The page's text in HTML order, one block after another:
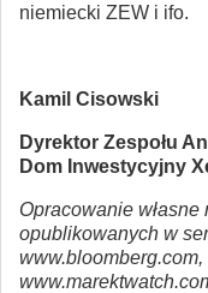
niemiecki ZEW i ifo.
Kamil Cisowski
Dyrektor Zespołu
Dom Inwestycyjny
Opracowanie
opublikowanych w